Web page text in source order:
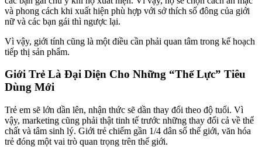
và phong cách khi xuất hiện phù hợp với sở thích số đông của giới
nữ và các bạn gái thì ngược lại.
Vì vậy, giới tính cũng là một điều cần phải quan tâm trong kế hoạch
tiếp thị sản phẩm.
Giới Trẻ Là Đại Diện Cho Những “Thế Lực” Tiêu
Dùng Mới
Trẻ em sẽ lớn dần lên, nhận thức sẽ dần thay đổi theo độ tuổi. Vì
vậy, marketing cũng phải thật tinh tế trước những thay đổi cả về thể
chất và tâm sinh lý. Giới trẻ chiếm gần 1/4 dân số thế giới, văn hóa
trẻ đóng một vai trò quan trọng trên thế giới.